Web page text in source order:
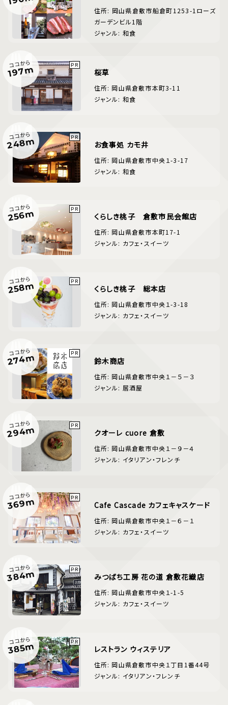
住所: 岡山県倉敷市船倉町1253-1ローズ
ガーデンビル1階
ジャンル: 和食
ココから
197m 桜草
住所: 岡山県倉敷市本町3-11
ジャンル: 和食
ココから
248m お食事処 カモ井
住所: 岡山県倉敷市中央１-3-17
ジャンル: 和食
ココから
256m くらしき桃子 倉敷市民会館店
住所: 岡山県倉敷市本町17-1
ジャンル: カフェ・スイーツ
ココから
258m くらしき桃子 総本店
住所: 岡山県倉敷市中央１-3-18
ジャンル: カフェ・スイーツ
ココから
274m 鈴木商店
住所: 岡山県倉敷市中央１－５－３
ジャンル: 居酒屋
ココから
294m クオーレ cuore 倉敷
住所: 岡山県倉敷市中央１－９－４
ジャンル: イタリアン・フレンチ
ココから
369m Cafe Cascade カフェキャスケード
住所: 岡山県倉敷市中央１－６－１
ジャンル: カフェ・スイーツ
ココから
384m みつばち工房 花の道 倉敷花織店
住所: 岡山県倉敷市中央１-1-5
ジャンル: カフェ・スイーツ
ココから
385m レストラン ウィステリア
住所: 岡山県倉敷市中央１丁目1番44号
ジャンル: イタリアン・フレンチ